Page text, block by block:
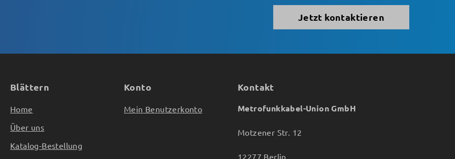
Jetzt kontaktieren
Kontakt
Metrofunkkabel-Union GmbH
Motzener Str. 12
12277 Berlin
Blättern
Home
Über uns
Katalog-Bestellung
Konto
Mein Benutzerkonto